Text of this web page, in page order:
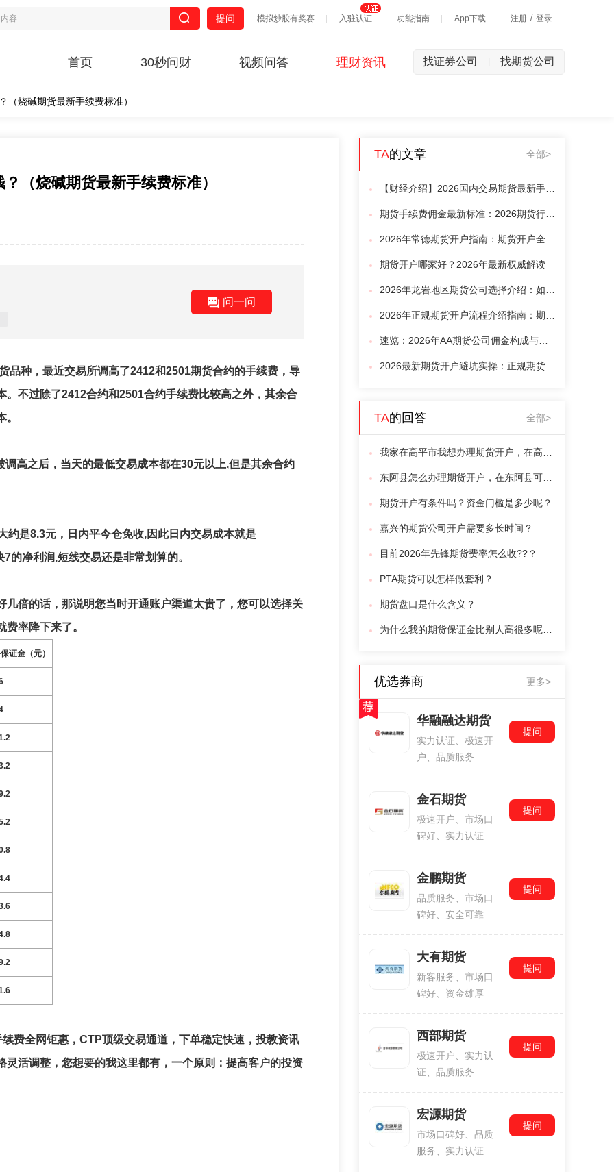
模拟炒股有奖赛 入驻认证 功能指南 App下载 注册 / 登录
提问
首页 30秒问财 视频问答 理财资讯 找证券公司 找期货公司
（烧碱期货最新手续费标准）
（烧碱期货最新手续费标准）
问一问
品种，最近交易所调高了2412和2501期货合约的手续费，导
不过除了2412合约和2501合约手续费比较高之外，其余合
高之后，当天的最低交易成本都在30元以上,但是其余合约
约是8.3元，日内平今仓免收,因此日内交易成本就是
的净利润,短线交易还是非常划算的。
倍的话，那说明您当时开通账户渠道太贵了，您可以选择关
率降下来了。
证金（元）
费全网钜惠，CTP顶级交易通道，下单稳定快速，投教资讯
活调整，您想要的我这里都有，一个原则：提高客户的投资
TA的文章 全部>
期货开户哪家好？2026年最新权威解读
TA的回答 全部>
期货开户有条件吗？资金门槛是多少呢？
嘉兴的期货公司开户需要多长时间？
目前2026年先锋期货费率怎么收??？
PTA期货可以怎样做套利？
期货盘口是什么含义？
优选券商 更多>
华融融达期货
实力认证、极速开
户、品质服务
提问
金石期货
极速开户、市场口
碑好、实力认证
提问
金鹏期货
品质服务、市场口
碑好、安全可靠
提问
大有期货
新客服务、市场口
碑好、资金雄厚
提问
西部期货
极速开户、实力认
证、品质服务
提问
宏源期货
市场口碑好、品质
服务、实力认证
提问